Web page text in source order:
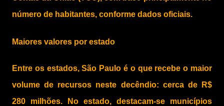
número de habitantes, conforme dados oficiais.
Maiores valores por estado
Entre os estados, São Paulo é o que recebe o maior
volume de recursos neste decêndio: cerca de R$
280 milhões. No estado, destacam-se municípios